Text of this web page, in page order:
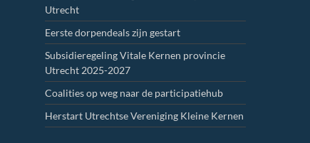
Utrecht
Eerste dorpendeals zijn gestart
Subsidieregeling Vitale Kernen provincie
Utrecht 2025-2027
Coalities op weg naar de participatiehub
Herstart Utrechtse Vereniging Kleine Kernen